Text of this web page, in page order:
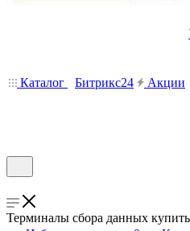
Каталог Битрикс24 Акции
Терминалы сбора данных